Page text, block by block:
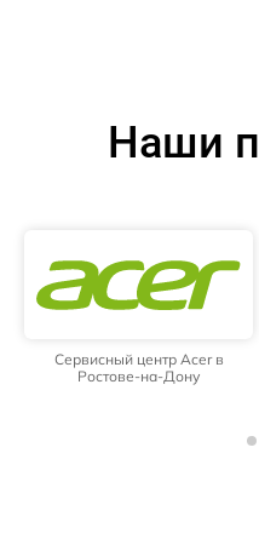
Наши
Сервисный центр Acer в
Ростове-на-Дону